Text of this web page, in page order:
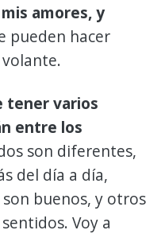
amores, y
pueden hacer
tener varios
entre los
son diferentes,
del día a día,
buenos, y otros
Voy a